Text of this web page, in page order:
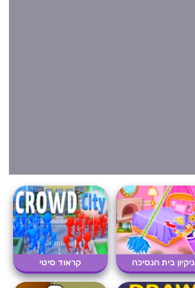
ניקיון בית הנסיכה קראוד סיטי